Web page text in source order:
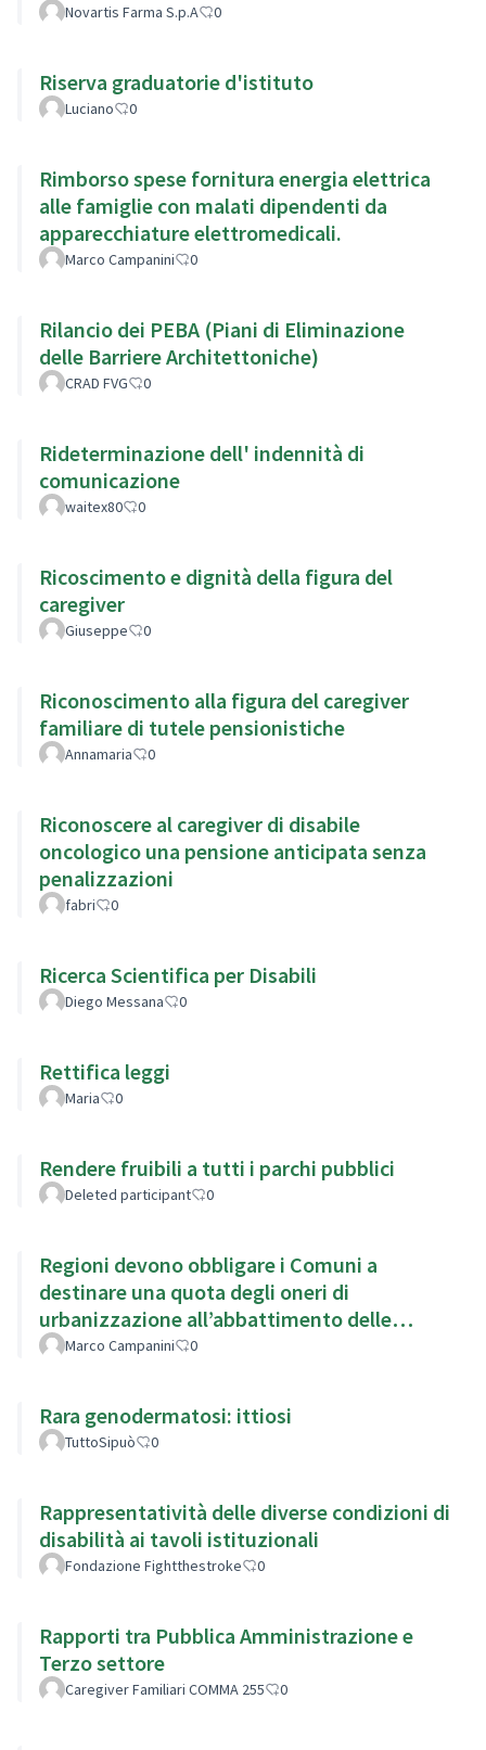
Novartis Farma S.p.A 0
Riserva graduatorie d'istituto
Luciano 0
Rimborso spese fornitura energia elettrica
alle famiglie con malati dipendenti da
apparecchiature elettromedicali.
Marco Campanini 0
Rilancio dei PEBA (Piani di Eliminazione
delle Barriere Architettoniche)
CRAD FVG 0
Rideterminazione dell' indennità di
comunicazione
waitex80 0
Ricoscimento e dignità della figura del
caregiver
Giuseppe 0
Riconoscimento alla figura del caregiver
familiare di tutele pensionistiche
Annamaria 0
Riconoscere al caregiver di disabile
oncologico una pensione anticipata senza
penalizzazioni
fabri 0
Ricerca Scientifica per Disabili
Diego Messana 0
Rettifica leggi
Maria 0
Rendere fruibili a tutti i parchi pubblici
Deleted participant 0
Regioni devono obbligare i Comuni a
destinare una quota degli oneri di
urbanizzazione all’abbattimento delle
barriere architettoniche.
Marco Campanini 0
Rara genodermatosi: ittiosi
TuttoSipuò 0
Rappresentatività delle diverse condizioni di
disabilità ai tavoli istituzionali
Fondazione Fightthestroke 0
Rapporti tra Pubblica Amministrazione e
Terzo settore
Caregiver Familiari COMMA 255 0